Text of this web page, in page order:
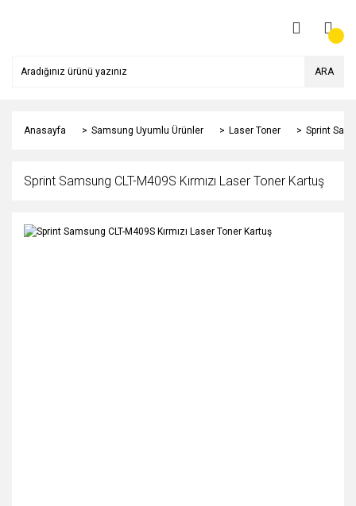
ARA
Anasayfa Samsung Uyumlu Ürünler Laser Toner Sprint
Sprint Samsung CLT-M409S Kırmızı Laser Toner Kartuş